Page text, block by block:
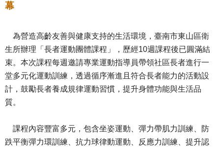
幕
為營造高齡友善與健康支持的生活環境，臺南市東山區衛
生所辦理「長者運動團體課程」，歷經10週課程後已圓滿結
束。本次課程每週邀請專業運動指導員帶領社區長者進行一
堂多元化運動訓練，透過循序漸進且符合長者能力的活動設
計，鼓勵長者養成規律運動習慣，提升身體功能與生活品
質。
課程內容豐富多元，包含坐姿運動、彈力帶肌力訓練、防
跌平衡彈力環訓練、抗力球律動運動、反應力訓練、提升認